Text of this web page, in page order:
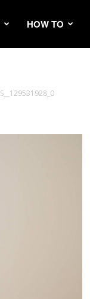
HOW TO
S__129531928_0